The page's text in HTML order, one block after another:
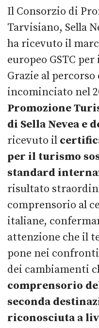
Il Consorzio di
Tarvisiano, Sella
ha ricevuto il
europeo GSTC
Grazie al
incominciato nel
Promozione
di Sella Nevea e
ricevuto il
per il turismo
standard
risultato
comprensorio al
italiane,
attenzione che il
pone nei
dei cambiamenti
comprensorio
seconda
riconosciuta a